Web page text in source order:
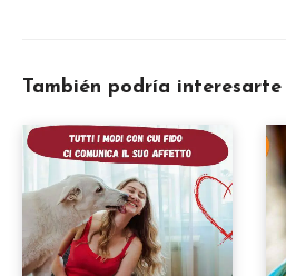
También podría interesarte